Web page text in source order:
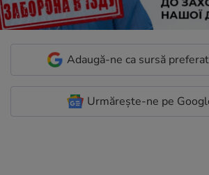
Adaugă-ne ca sursă
Urmărește-ne pe